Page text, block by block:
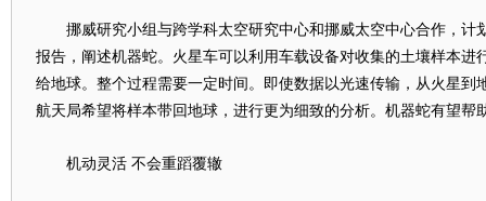
挪威研究小组与跨学科太空研究中心和挪威太空中心合作，计
报告，阐述机器蛇。火星车可以利用车载设备对收集的土壤样本进
给地球。整个过程需要一定时间。即使数据以光速传输，从火星到
航天局希望将样本带回地球，进行更为细致的分析。机器蛇有望帮
机动灵活 不会重蹈覆辙